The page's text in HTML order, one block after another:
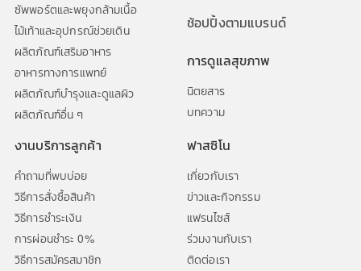
ซัพพอร์ตและพยุงกล้ามเนื้อ
ไม้เท้าและอุปกรณ์ช่วยเดิน
ผลิตภัณฑ์เสริมอาหาร
อาหารทางการแพทย์
ผลิตภัณฑ์บำรุงและดูแลผิว
ผลิตภัณฑ์อื่น ๆ
ช้อปปิ้งตามแบรนด์
การดูแลสุขภาพ
นิตยสาร
บทความ
งานบริการลูกค้า
คำถามที่พบบ่อย
วิธีการสั่งซื้อสินค้า
วิธีการชำระเงิน
การผ่อนชำระ 0%
วิธีการสมัครสมาชิก
ฟาสซิโน
เกี่ยวกับเรา
ข่าวและกิจกรรม
แฟรนไซส์
ร่วมงานกับเรา
ติดต่อเรา